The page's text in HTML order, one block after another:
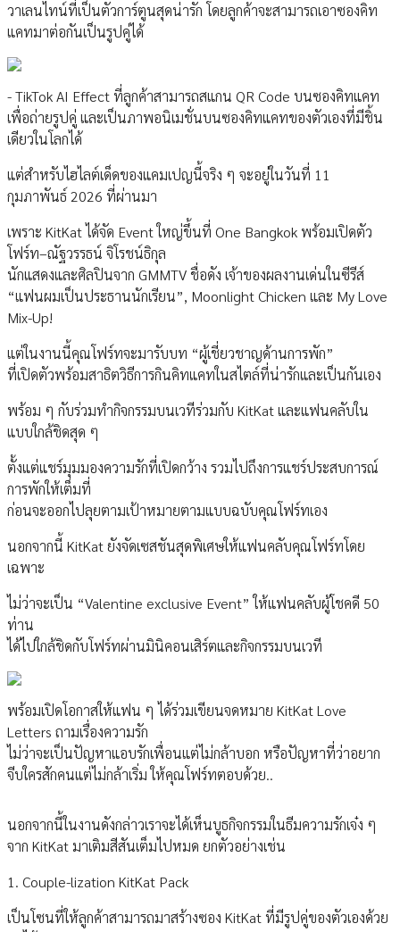
วาเลนไทน์ที่เป็นตัวการ์ตูนสุดน่ารัก โดยลูกค้าจะสามารถเอาซองคิท
แคทมาต่อกันเป็นรูปคู่ได้
- TikTok AI Effect ที่ลูกค้าสามารถสแกน QR Code บนซองคิทแคท
เพื่อถ่ายรูปคู่ และเป็นภาพอนิเมชั่นบนซองคิทแคทของตัวเองที่มีชิ้น
เดียวในโลกได้
แต่สําหรับไฮไลต์เด็ดของแคมเปญนี้จริง ๆ จะอยู่ในวันที่ 11
กุมภาพันธ์ 2026 ที่ผ่านมา
เพราะ KitKat ได้จัด Event ใหญ่ขึ้นที่ One Bangkok พร้อมเปิดตัว
โฟร์ท–ณัฐวรรธน์ จิโรชน์ธิกุล
นักแสดงและศิลปินจาก GMMTV ชื่อดัง เจ้าของผลงานเด่นในซีรีส์
“แฟนผมเป็นประธานนักเรียน”, Moonlight Chicken และ My Love
Mix-Up!
แต่ในงานนี้คุณโฟร์ทจะมารับบท “ผู้เชี่ยวชาญด้านการพัก”
ที่เปิดตัวพร้อมสาธิตวิธีการกินคิทแคทในสไตล์ที่น่ารักและเป็นกันเอง
พร้อม ๆ กับร่วมทํากิจกรรมบนเวทีร่วมกับ KitKat และแฟนคลับใน
แบบใกล้ชิดสุด ๆ
ตั้งแต่แชร์มุมมองความรักที่เปิดกว้าง รวมไปถึงการแชร์ประสบการณ์
การพักให้เต็มที่
ก่อนจะออกไปลุยตามเป้าหมายตามแบบฉบับคุณโฟร์ทเอง
นอกจากนี้ KitKat ยังจัดเซสชันสุดพิเศษให้แฟนคลับคุณโฟร์ทโดย
เฉพาะ
ไม่ว่าจะเป็น “Valentine exclusive Event” ให้แฟนคลับผู้โชคดี 50
ท่าน
ได้ไปใกล้ชิดกับโฟร์ทผ่านมินิคอนเสิร์ตและกิจกรรมบนเวที
พร้อมเปิดโอกาสให้แฟน ๆ ได้ร่วมเขียนจดหมาย KitKat Love
Letters ถามเรื่องความรัก
ไม่ว่าจะเป็นปัญหาแอบรักเพื่อนแต่ไม่กล้าบอก หรือปัญหาที่ว่าอยาก
จีบใครสักคนแต่ไม่กล้าเริ่ม ให้คุณโฟร์ทตอบด้วย..
นอกจากนี้ในงานดังกล่าวเราจะได้เห็นบูธกิจกรรมในธีมความรักเจ๋ง ๆ
จาก KitKat มาเติมสีสันเต็มไปหมด ยกตัวอย่างเช่น
1. Couple-lization KitKat Pack
เป็นโซนที่ให้ลูกค้าสามารถมาสร้างซอง KitKat ที่มีรูปคู่ของตัวเองด้วย